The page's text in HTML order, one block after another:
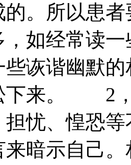
的。所以患
，如经常读
诙谐幽默
下来。 2，
忧、惶恐
暗示自己